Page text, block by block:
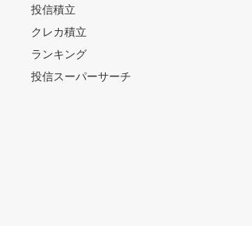
投信積立
クレカ積立
ランキング
投信スーパーサーチ